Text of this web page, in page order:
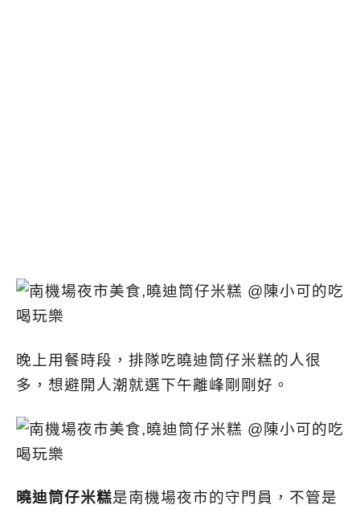
晚上用餐時段，排隊吃曉迪筒仔米糕的人很
多，想避開人潮就選下午離峰剛剛好。
曉迪筒仔米糕是南機場夜市的守門員，不管是